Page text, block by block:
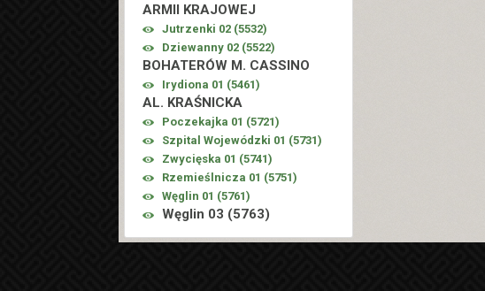
ARMII KRAJOWEJ
Jutrzenki 02 (5532)
Dziewanny 02 (5522)
BOHATERÓW M. CASSINO
Irydiona 01 (5461)
AL. KRAŚNICKA
Poczekajka 01 (5721)
Szpital Wojewódzki 01 (5731)
Zwycięska 01 (5741)
Rzemieślnicza 01 (5751)
Węglin 01 (5761)
Węglin 03 (5763)